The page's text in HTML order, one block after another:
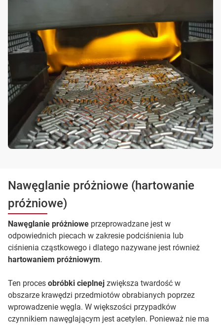
Nawęglanie próżniowe (hartowanie
próżniowe)
Nawęglanie próżniowe przeprowadzane jest w
odpowiednich piecach w zakresie podciśnienia lub
ciśnienia cząstkowego i dlatego nazywane jest również
hartowaniem próżniowym.
Ten proces obróbki cieplnej zwiększa twardość w
obszarze krawędzi przedmiotów obrabianych poprzez
wprowadzenie węgla. W większości przypadków
czynnikiem nawęglającym jest acetylen. Ponieważ nie ma